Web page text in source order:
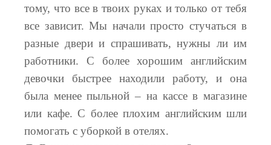
тому, что все в твоих руках и только от тебя
все зависит. Мы начали просто стучаться в
разные двери и спрашивать, нужны ли им
работники. С более хорошим английским
девочки быстрее находили работу, и она
была менее пыльной – на кассе в магазине
или кафе. С более плохим английским шли
помогать с уборкой в отелях.